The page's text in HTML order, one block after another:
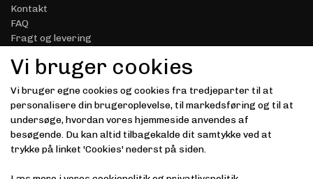
Kontakt
FAQ
Fragt og levering
Handelsbetingelser
Datasikkerhed & Privatliv
Gavekort
Om Driver.dk
Kunde login
Modtag vores nyhedsbrev via e-mail
Vi bruger cookies
Vi bruger egne cookies og cookies fra tredjeparter til at
personalisere din brugeroplevelse, til markedsføring og til at
undersøge, hvordan vores hjemmeside anvendes af
besøgende. Du kan altid tilbagekalde dit samtykke ved at
trykke på linket 'Cookies' nederst på siden.